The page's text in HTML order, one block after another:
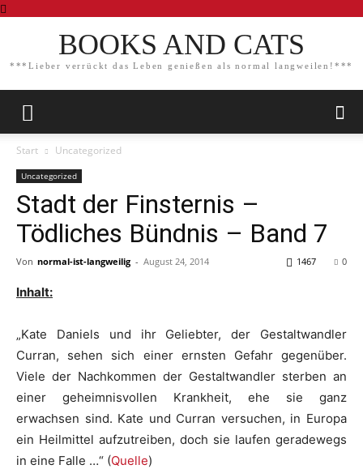
BOOKS AND CATS
***Lieber verrückt das Leben genießen als normal langweilen!***
Start Uncategorized
Uncategorized
Stadt der Finsternis –
Tödliches Bündnis – Band 7
Von normal-ist-langweilig - August 24, 2014 0
1467
Inhalt:
„Kate Daniels und ihr Geliebter, der Gestaltwandler
Curran, sehen sich einer ernsten Gefahr gegenüber.
Viele der Nachkommen der Gestaltwandler sterben an
einer geheimnisvollen Krankheit, ehe sie ganz
erwachsen sind. Kate und Curran versuchen, in Europa
ein Heilmittel aufzutreiben, doch sie laufen geradewegs
in eine Falle …“ (Quelle)